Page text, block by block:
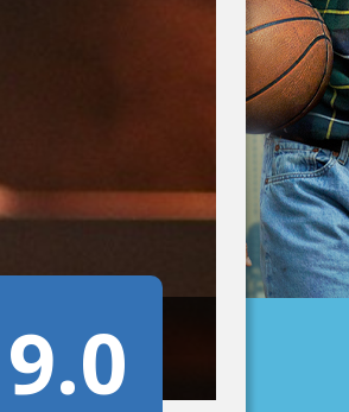
9.0